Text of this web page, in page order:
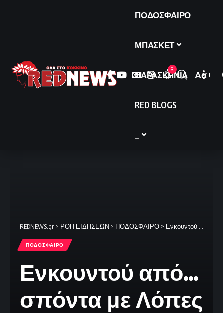
ΠΟΔΟΣΦΑΙΡΟ
ΜΠΑΣΚΕΤ
ΠΑΡΑΣΚΗΝΙΑ
RED BLOGS
9
Font
Αα
REDNEWS.gr > ΡΟΗ ΕΙΔΗΣΕΩΝ > ΠΟΔΟΣΦΑΙΡΟ > Ενκουντού από… σπόντα με Λόπες
ΠΟΔΟΣΦΑΙΡΟ
Ενκουντού από…
σπόντα με Λόπες